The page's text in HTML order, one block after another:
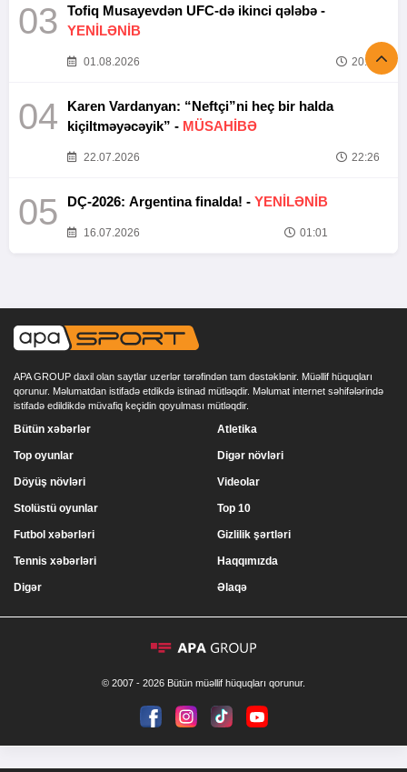
03
Tofiq Musayevdən UFC-də ikinci qələbə -
YENİLƏNİB
01.08.2026 20:52
04
Karen Vardanyan: “Neftçi”ni heç bir halda
kiçiltməyəcəyik” - MÜSAHİBƏ
22.07.2026 22:26
05 DÇ-2026: Argentina finalda! - YENİLƏNİB
16.07.2026 01:01
APA GROUP daxil olan saytlar uzerlər tərəfindən tam dəstəklənir. Müəllif hüquqları
qorunur. Məlumatdan istifadə etdikdə istinad mütləqdir. Məlumat internet səhifələrində
istifadə edildikdə müvafiq keçidin qoyulması mütləqdir.
Bütün xəbərlər
Top oyunlar
Döyüş növləri
Stolüstü oyunlar
Atletika
Digər növləri
Videolar
Top 10
Futbol xəbərləri
Tennis xəbərləri
Digər
Gizlilik şərtləri
Haqqımızda
Əlaqə
© 2007 - 2026 Bütün müəllif hüquqları qorunur.